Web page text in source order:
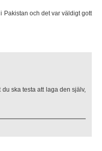
Pakistan och det var väldigt gott
ska testa att laga den själv,